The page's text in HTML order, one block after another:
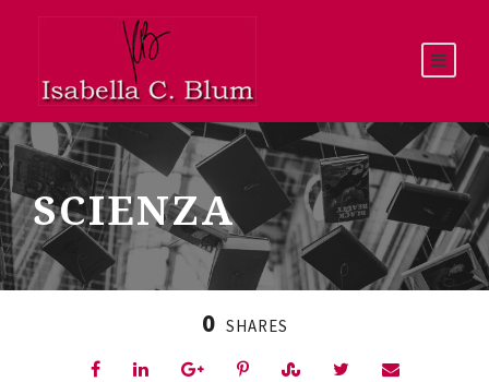
SCIENZA
0 SHARES